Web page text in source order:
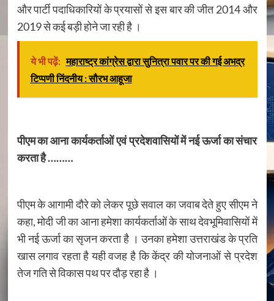
और पार्टी पदाधिकारियों के प्रयासों से इस बार की जीत 2014 और
2019 से कई बड़ी होने जा रही है ।
ये भी पढ़ें: महाराष्ट्र कांग्रेस द्वारा सुनित्रा पवार पर की गई अभद्र
टिप्पणी निंदनीय : सौरभ आहूजा
पीएम का आना कार्यकर्ताओं एवं प्रदेशवासियों में नई ऊर्जा का संचार
करता है ………
पीएम के आगामी दौरे को लेकर पूछे सवाल का जवाब देते हुए सीएम ने
कहा, मोदी जी का आना हमेशा कार्यकर्ताओं के साथ देवभूमिवासियों में
भी नई ऊर्जा का सृजन करता है । उनका हमेशा उत्तराखंड के प्रति
खास लगाव रहता है यही वजह है कि केंद्र की योजनाओं से प्रदेश
तेज गति से विकास पथ पर दौड़ रहा है ।